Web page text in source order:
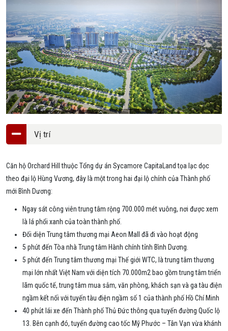
Vị trí
Căn hộ Orchard Hill thuộc Tổng dự án Sycamore CapitaLand tọa lạc dọc
theo đại lộ Hùng Vương, đây là một trong hai đại lộ chính của Thành phố
mới Bình Dương:
Ngay sát công viên trung tâm rộng 700.000 mét vuông, nơi được xem
là lá phổi xanh của toàn thành phố.
Đối diện Trung tâm thương mại Aeon Mall đã đi vào hoạt động
5 phút đến Tòa nhà Trung tâm Hành chính tỉnh Bình Dương.
5 phút đến Trung tâm thương mại Thế giới WTC, là trung tâm thương
mại lớn nhất Việt Nam với diện tích 70.000m2 bao gồm trung tâm triển
lãm quốc tế, trung tâm mua sắm, văn phòng, khách sạn và ga tàu điện
ngầm kết nối với tuyến tàu điện ngầm số 1 của thành phố Hồ Chí Minh
40 phút lái xe đến Thành phố Thủ Đức thông qua tuyến đường Quốc lộ
13. Bên cạnh đó, tuyến đường cao tốc Mỹ Phước – Tân Vạn vừa khánh